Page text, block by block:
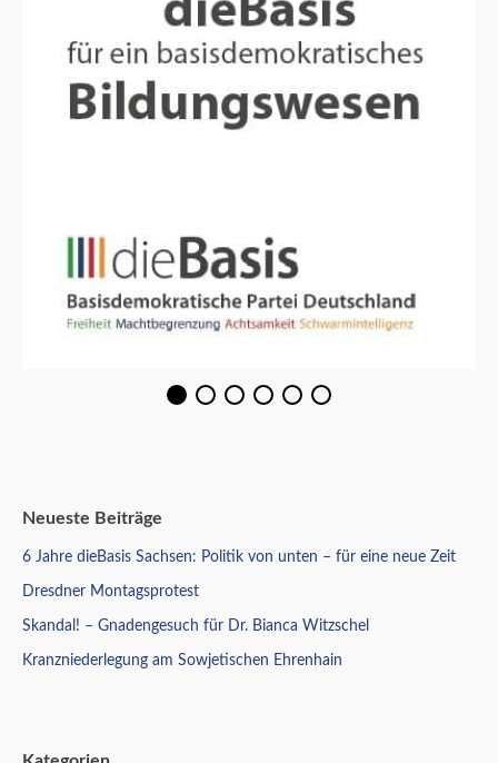
Neueste Beiträge
6 Jahre dieBasis Sachsen: Politik von unten – für eine neue Zeit
Dresdner Montagsprotest
Skandal! – Gnadengesuch für Dr. Bianca Witzschel
Kranzniederlegung am Sowjetischen Ehrenhain